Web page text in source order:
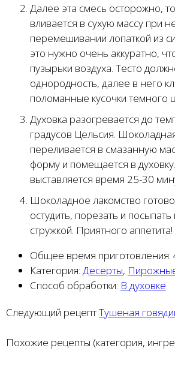
Далее эта смесь осторожно,
вливается в сухую массу при
перемешивании лопаткой из
это нужно очень аккуратно,
пузырьки воздуха. Тесто
однородность, далее в него
поломанные кусочки темного
Духовка разогревается до
градусов Цельсия.
переливается в смазанную
форму и помещается в
выставляется время 25-30
Шоколадное лакомство
остудить, порезать и посыпать
стружкой. Приятного аппетита!
Общее время приготовления:
Категория: Десерты,
Способ обработки: В духовке
Следующий рецептТушеная
Похожие рецепты (категория,